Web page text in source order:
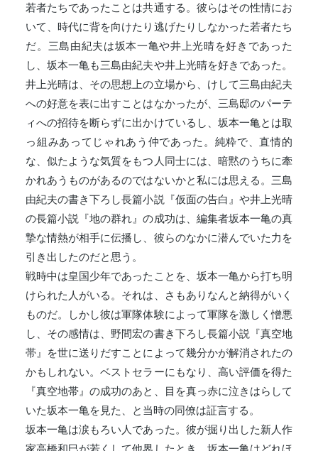
若者たちであったことは共通する。彼らはその性情にお
いて、時代に背を向けたり逃げたりしなかった若者たち
だ。三島由紀夫は坂本一亀や井上光晴を好きであった
し、坂本一亀も三島由紀夫や井上光晴を好きであった。
井上光晴は、その思想上の立場から、けして三島由紀夫
への好意を表に出すことはなかったが、三島邸のパーテ
ィへの招待を断らずに出かけているし、坂本一亀とは取
っ組みあってじゃれあう仲であった。純粋で、直情的
な、似たような気質をもつ人同士には、暗黙のうちに牽
かれあうものがあるのではないかと私には思える。三島
由紀夫の書き下ろし長篇小説『仮面の告白』や井上光晴
の長篇小説『地の群れ』の成功は、編集者坂本一亀の真
摯な情熱が相手に伝播し、彼らのなかに潜んでいた力を
引き出したのだと思う。
戦時中は皇国少年であったことを、坂本一亀から打ち明
けられた人がいる。それは、さもありなんと納得がいく
ものだ。しかし彼は軍隊体験によって軍隊を激しく憎悪
し、その感情は、野間宏の書き下ろし長篇小説『真空地
帯』を世に送りだすことによって幾分かが解消されたの
かもしれない。ベストセラーにもなり、高い評価を得た
『真空地帯』の成功のあと、目を真っ赤に泣きはらして
いた坂本一亀を見た、と当時の同僚は証言する。
坂本一亀は涙もろい人であった。彼が掘り出した新人作
家高橋和巳が若くして他界したとき、坂本一亀はどれほ